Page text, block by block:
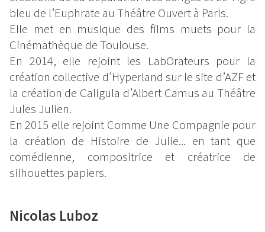
bleu de l’Euphrate au Théâtre Ouvert à Paris.
Elle met en musique des films muets pour la
Cinémathèque de Toulouse.
En 2014, elle rejoint les LabOrateurs pour la
création collective d’Hyperland sur le site d’AZF et
la création de Caligula d’Albert Camus au Théâtre
Jules Julien.
En 2015 elle rejoint Comme Une Compagnie pour
la création de Histoire de Julie... en tant que
comédienne, compositrice et créatrice de
silhouettes papiers.
Nicolas Luboz